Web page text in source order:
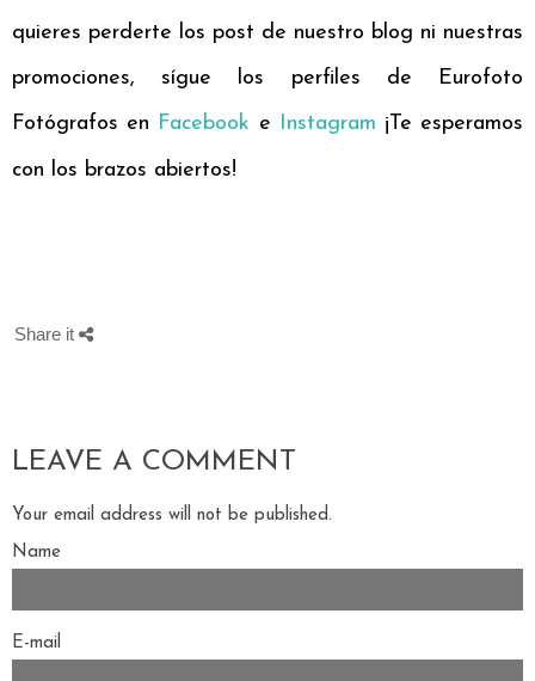
quieres perderte los post de nuestro blog ni nuestras
promociones, sígue los perfiles de Eurofoto
Fotógrafos en Facebook e Instagram ¡Te esperamos
con los brazos abiertos!
Share it
LEAVE A COMMENT
Your email address will not be published.
Name
E-mail